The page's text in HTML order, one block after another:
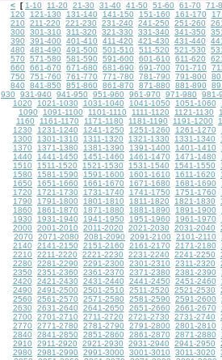
< [ 1-10 11-20 21-30 31-40 41-50 51-60 61-70 71-
120
121-130 131-140 141-150 151-160 161-170
210
211-220 221-230 231-240 241-250 251-260
300
301-310 311-320 321-330 331-340 341-350
390
391-400 401-410 411-420 421-430 431-440
480
481-490 491-500 501-510 511-520 521-530
570
571-580 581-590 591-600 601-610 611-620
660
661-670 671-680 681-690 691-700 701-710
750
751-760 761-770 771-780 781-790 791-800
840
841-850 851-860 861-870 871-880 881-890
930
931-940 941-950 951-960 961-970 971-980 981-
1020
1021-1030 1031-1040 1041-1050 1051-1060
1090
1091-1100 1101-1110 1111-1120 1121-1130
1160
1161-1170 1171-1180 1181-1190 1191-1200
1230
1231-1240 1241-1250 1251-1260 1261-1270
1300
1301-1310 1311-1320 1321-1330 1331-1340
1370
1371-1380 1381-1390 1391-1400 1401-1410
1440
1441-1450 1451-1460 1461-1470 1471-1480
1510
1511-1520 1521-1530 1531-1540 1541-1550
1580
1581-1590 1591-1600 1601-1610 1611-1620
1650
1651-1660 1661-1670 1671-1680 1681-1690
1720
1721-1730 1731-1740 1741-1750 1751-1760
1790
1791-1800 1801-1810 1811-1820 1821-1830
1860
1861-1870 1871-1880 1881-1890 1891-1900
1930
1931-1940 1941-1950 1951-1960 1961-1970
2000
2001-2010 2011-2020 2021-2030 2031-2040
2070
2071-2080 2081-2090 2091-2100 2101-2110
2140
2141-2150 2151-2160 2161-2170 2171-2180
2210
2211-2220 2221-2230 2231-2240 2241-2250
2280
2281-2290 2291-2300 2301-2310 2311-2320
2350
2351-2360 2361-2370 2371-2380 2381-2390
2420
2421-2430 2431-2440 2441-2450 2451-2460
2490
2491-2500 2501-2510 2511-2520 2521-2530
2560
2561-2570 2571-2580 2581-2590 2591-2600
2630
2631-2640 2641-2650 2651-2660 2661-2670
2700
2701-2710 2711-2720 2721-2730 2731-2740
2770
2771-2780 2781-2790 2791-2800 2801-2810
2840
2841-2850 2851-2860 2861-2870 2871-2880
2910
2911-2920 2921-2930 2931-2940 2941-2950
2980
2981-2990 2991-3000 3001-3010 3011-3020